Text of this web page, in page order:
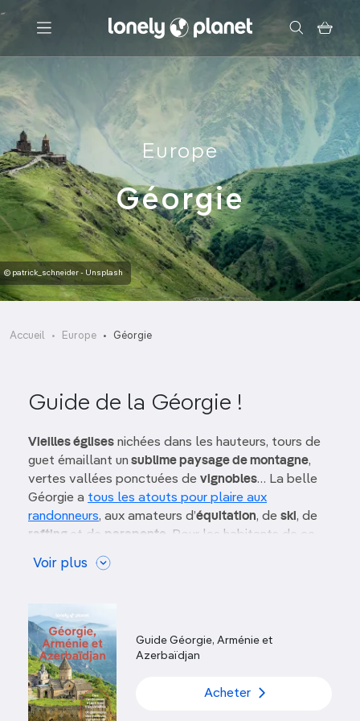
Menu
Votre recherche
Europe
Géorgie
© patrick_schneider - Unsplash
Accueil Europe Géorgie
Guide de la Géorgie !
Vieilles églises nichées dans les hauteurs, tours de
guet émaillant un sublime paysage de montagne,
vertes vallées ponctuées de vignobles… La belle
Géorgie a tous les atouts pour plaire aux
randonneurs, aux amateurs d’équitation, de ski , de
rafting et de parapente
. Pour les habitants de ce
pays, qui se prétend le berceau du vin, l’hospitalité
est le maître mot.
superbe patrimoine architectural et artistique
va des grottes troglodytiques aux peintures
inimitables de Niko Pirosmani.
garde des airs d’antique carrefour eurasien. Le pays
n’en lutte pas moins pour se faire sa place dans le
monde occidental du XXI
Voir plus
Guide Géorgie, Arménie et
Azerbaïdjan
Acheter